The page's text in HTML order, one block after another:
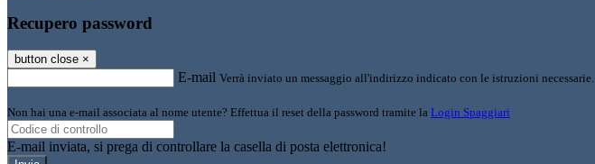
Recupero password
button close ×
E-mail Verrà inviato un messaggio all'indirizzo indicato con le istruzioni necessarie.
Non hai una e-mail associata al nome utente? Effettua il reset della password tramite la Login Spaggiari
E-mail inviata, si prega di controllare la casella di posta elettronica!